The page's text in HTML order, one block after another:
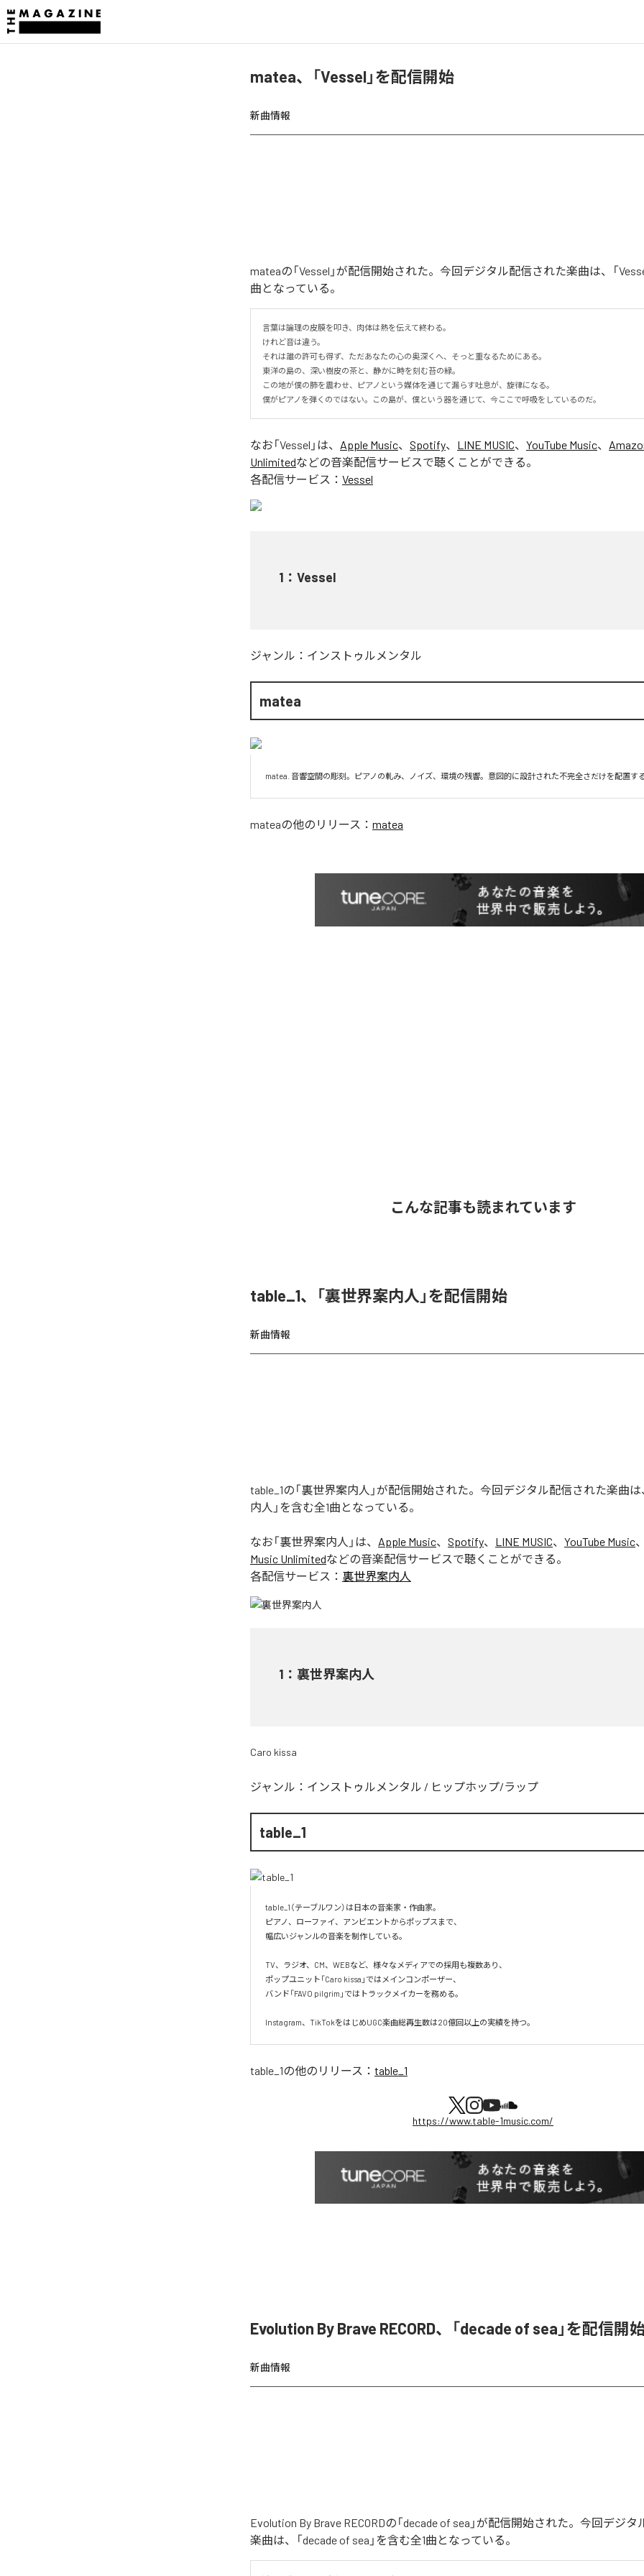
matea、「Vessel」を配信開始
新曲情報
mateaの「Vessel」が配信開始された。今回デジタル配信された楽曲は、「
曲となっている。
言葉は論理の皮膜を叩き、肉体は熱を伝えて終わる。
けれど音は違う。
それは誰の許可も得ず、ただあなたの心の奥深くへ、そっと重なるためにある。
東洋の島の、深い樹皮の茶と、静かに時を刻む苔の緑。
この地が僕の肺を震わせ、ピアノという媒体を通じて漏らす吐息が、旋律になる。
僕がピアノを弾くのではない。この島が、僕という器を通じて、今ここで呼吸をしているのだ。
なお「Vessel 」は、 Apple Music、 Spotify、 LINE MUSIC、 YouTube Music、
Unlimitedなどの音楽配信サービスで聴くことができる。
各配信サービス： Vessel
1 ： Vessel
ジャンル： インストゥルメンタル
matea
matea. 音響空間の彫刻。ピアノの軋み、ノイズ、環境の残響。意図的に設計された不完全さだけを配置す
mateaの他のリリース： matea
こんな記事も読まれています
table_1、「裏世界案内人」を配信開始
新曲情報
table_1の「裏世界案内人」が配信開始された。今回デジタル配信された楽曲は
内人」を含む全1曲となっている。
なお「裏世界案内人 」は、 Apple Music、 Spotify、 LINE MUSIC、 YouTube Music
Music Unlimitedなどの音楽配信サービスで聴くことができる。
各配信サービス： 裏世界案内人
1 ： 裏世界案内人
Caro kissa
ジャンル： インストゥルメンタル / ヒップホップ/ラップ
table_1
table_1（テーブルワン）は日本の音楽家・作曲家。
ピアノ、ローファイ、アンビエントからポップスまで、
幅広いジャンルの音楽を制作している。
TV、ラジオ、CM、WEBなど、様々なメディアでの採用も複数あり、
ポップユニット「Caro kissa」ではメインコンポーザー、
バンド「FAVO pilgrim」ではトラックメイカーを務める。
Instagram、TikTokをはじめUGC楽曲総再生数は20億回以上の実績を持つ。
table_1の他のリリース： table_1
https://www.table-1music.com/
Evolution By Brave RECORD、「decade of sea」を配信開
新曲情報
Evolution By Brave RECORDの「decade of sea」が配信開始された。今回デジ
楽曲は、「decade of sea」を含む全1曲となっている。